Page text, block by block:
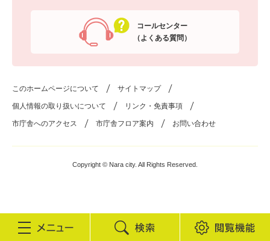
コールセンター
（よくある質問）
このホームページについて サイトマップ
個人情報の取り扱いについて リンク・免責事項
市庁舎へのアクセス 市庁舎フロア案内 お問い合わせ
Copyright © Nara city. All Rights Reserved.